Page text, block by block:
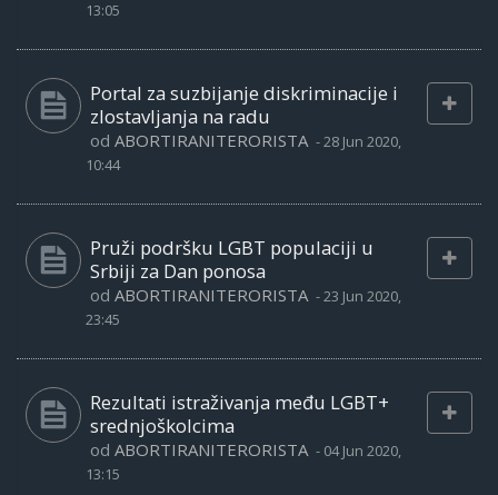
13:05
Portal za suzbijanje diskriminacije i
zlostavljanja na radu
od ABORTIRANITERORISTA -28 Jun 2020,
10:44
Pruži podršku LGBT populaciji u
Srbiji za Dan ponosa
od ABORTIRANITERORISTA -23 Jun 2020,
23:45
Rezultati istraživanja među LGBT+
srednjoškolcima
od ABORTIRANITERORISTA - 04 Jun 2020,
13:15